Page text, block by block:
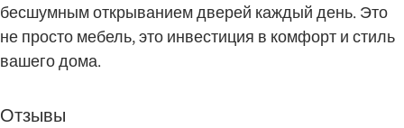
бесшумным открыванием дверей каждый день. Это
не просто мебель, это инвестиция в комфорт и стиль
вашего дома.
Отзывы